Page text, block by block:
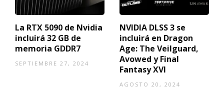
La RTX 5090 de Nvidia
incluirá 32 GB de
memoria GDDR7
SEPTIEMBRE 27, 2024
NVIDIA DLSS 3 se
incluirá en Dragon
Age: The Veilguard,
Avowed y Final
Fantasy XVI
AGOSTO 20, 2024